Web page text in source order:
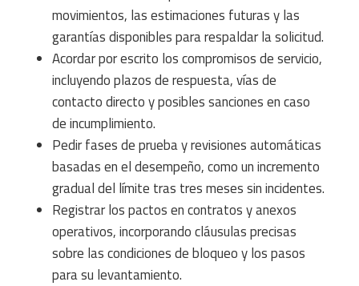
movimientos, las estimaciones futuras y las
garantías disponibles para respaldar la solicitud.
Acordar por escrito los compromisos de servicio,
incluyendo plazos de respuesta, vías de
contacto directo y posibles sanciones en caso
de incumplimiento.
Pedir fases de prueba y revisiones automáticas
basadas en el desempeño, como un incremento
gradual del límite tras tres meses sin incidentes.
Registrar los pactos en contratos y anexos
operativos, incorporando cláusulas precisas
sobre las condiciones de bloqueo y los pasos
para su levantamiento.